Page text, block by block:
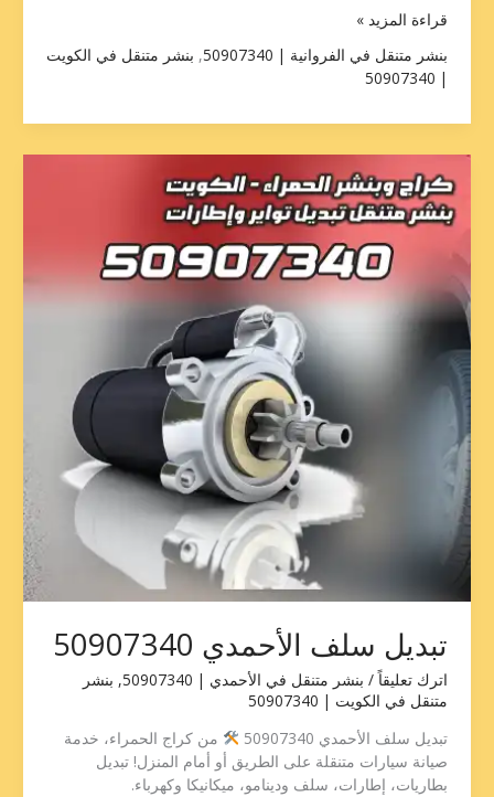
قراءة المزيد »
بنشر متنقل في الفروانية | 50907340
, بنشر متنقل في الكويت
| 50907340
تبديل سلف الأحمدي 50907340
اترك تعليقاً / بنشر متنقل في الأحمدي | 50907340 , بنشر
متنقل في الكويت | 50907340
تبديل سلف الأحمدي 50907340
من كراج الحمراء، خدمة
صيانة سيارات متنقلة على الطريق أو أمام المنزل! تبديل
بطاريات، إطارات، سلف ودينامو، ميكانيكا وكهرباء.
سلف
الأحمدي
50907340